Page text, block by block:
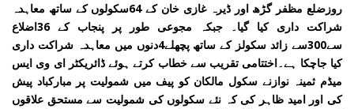
روزضلع مظفر گڑھ اور ڈیرہ غازی خان کے 64سکولوں کے ساتھ معاہدہ
شراکت داری کیا گیا۔ جبکہ مجوعی طور پر پنجاب کے 36اضلاع
سے300سے زائد سکولز کے ساتھ پچھلے4دنوں میں معاہدہ شراکت داری
کیا جاچکا ہے۔اختتامی تقریب سے خطاب کرتے ہوئے ڈائریکٹر ای وی ایس
میڈم ثمینہ نوازنے سکول مالکان کو پیف میں شمولیت پر مبارکباد پیش
کی اور امید ظاہر کی کہ نئے سکولوں کی شمولیت سے مستحق علاقوں